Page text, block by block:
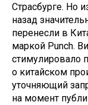
Страсбурге. Но
назад
перенесли в
маркой Punch.
стимулировало
о китайском
уточняющий
на момент